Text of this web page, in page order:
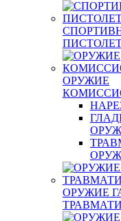
ОРУЖИЕ
ОРУЖИЕ